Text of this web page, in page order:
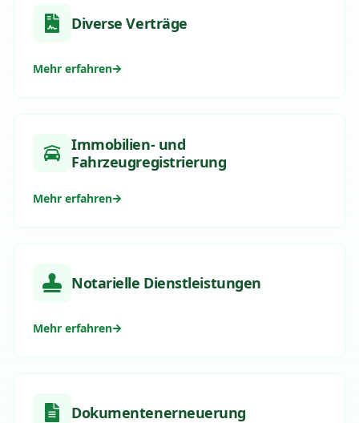
Diverse Verträge
Mehr erfahren
Immobilien- und
Fahrzeugregistrierung
Mehr erfahren
Notarielle Dienstleistungen
Mehr erfahren
Dokumentenerneuerung